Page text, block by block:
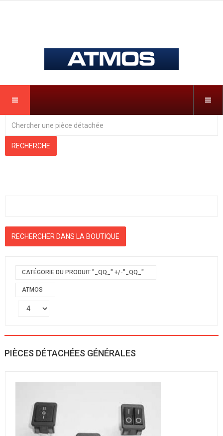
CATÉGORIE DU PRODUIT "_QQ_" +/-"_QQ_"
ATMOS
PIÈCES DÉTACHÉES GÉNÉRALES